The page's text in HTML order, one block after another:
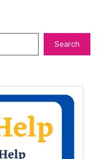
Search